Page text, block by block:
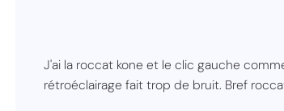
J'ai la roccat kone et le clic gauche
rétroéclairage fait trop de bruit. Bref